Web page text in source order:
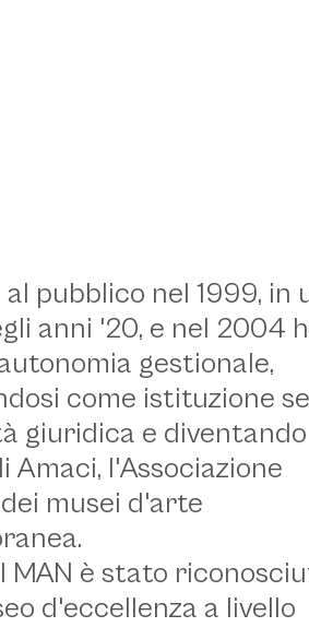
pubblico nel 1999, in
anni '20, e nel 2004
gestionale,
come istituzione
giuridica e diventando
Amaci, l'Associazione
musei d'arte
MAN è stato
d'eccellenza a livello